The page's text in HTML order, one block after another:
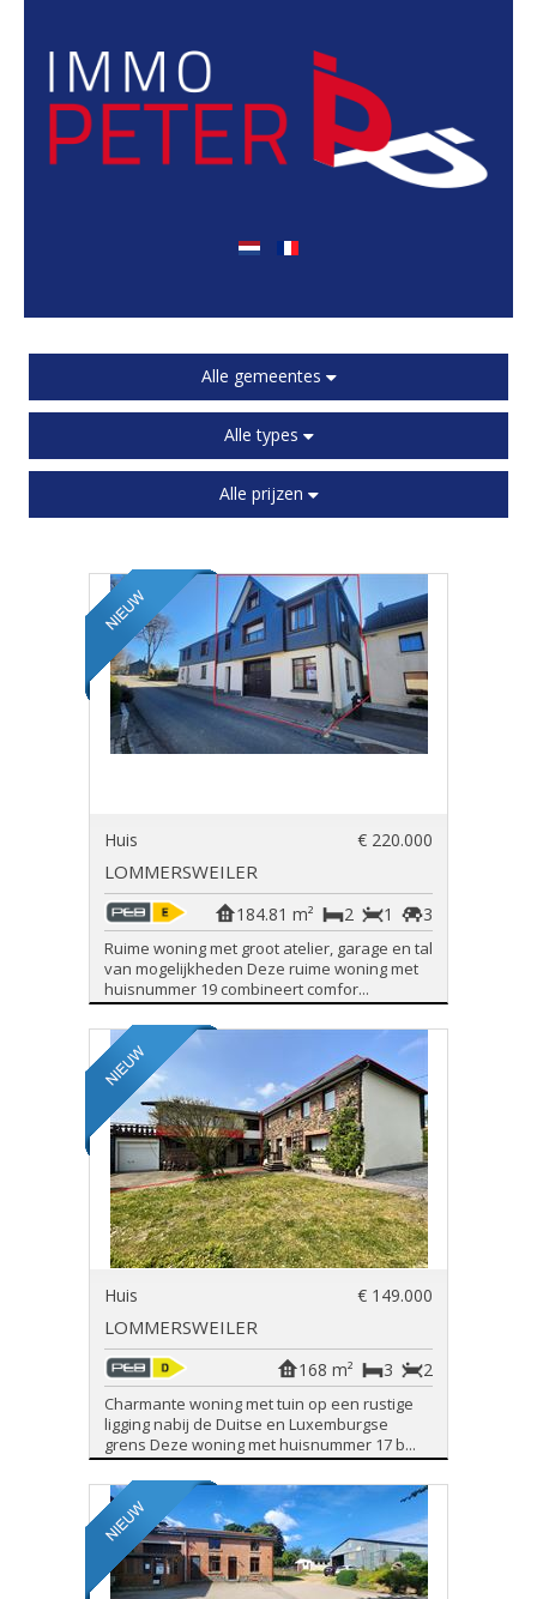
Alle gemeentes
Alle types
Alle prijzen
Huis € 220.000
LOMMERSWEILER
3
1
2
184.81 m²
Ruime woning met groot atelier, garage en tal
van mogelijkheden Deze ruime woning met
huisnummer 19 combineert comfor...
Huis € 149.000
LOMMERSWEILER
2
3
168 m²
Charmante woning met tuin op een rustige
ligging nabij de Duitse en Luxemburgse
grens Deze woning met huisnummer 17 b...